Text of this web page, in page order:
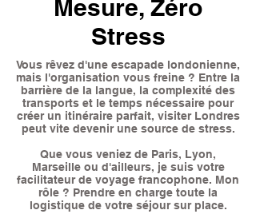
Mesure, Zéro
Stress
Vous rêvez d'une escapade londonienne,
mais l'organisation vous freine ? Entre la
barrière de la langue, la complexité des
transports et le temps nécessaire pour
créer un itinéraire parfait, visiter Londres
peut vite devenir une source de stress.
Que vous veniez de Paris, Lyon,
Marseille ou d'ailleurs, je suis votre
facilitateur de voyage francophone. Mon
rôle ? Prendre en charge toute la
logistique de votre séjour sur place.